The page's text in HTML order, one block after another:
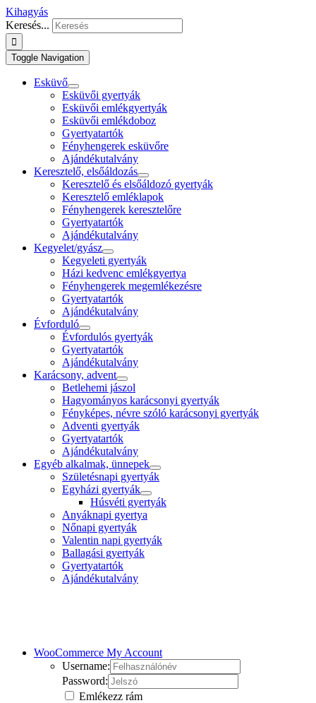
Kihagyás
Keresés...
Toggle Navigation
Esküvő
Esküvői gyertyák
Esküvői emlékgyertyák
Esküvői emlékdoboz
Gyertyatartók
Fényhengerek esküvőre
Ajándékutalvány
Keresztelő, elsőáldozás
Keresztelő és elsőáldozó gyertyák
Keresztelő emléklapok
Fényhengerek keresztelőre
Gyertyatartók
Ajándékutalvány
Kegyelet/gyász
Kegyeleti gyertyák
Házi kedvenc emlékgyertya
Fényhengerek megemlékezésre
Gyertyatartók
Ajándékutalvány
Évforduló
Évfordulós gyertyák
Gyertyatartók
Ajándékutalvány
Karácsony, advent
Betlehemi jászol
Hagyományos karácsonyi gyertyák
Fényképes, névre szóló karácsonyi gyertyák
Adventi gyertyák
Gyertyatartók
Ajándékutalvány
Egyéb alkalmak, ünnepek
Születésnapi gyertyák
Egyházi gyertyák
Húsvéti gyertyák
Anyáknapi gyertya
Nőnapi gyertyák
Valentin napi gyertyák
Ballagási gyertyák
Gyertyatartók
Ajándékutalvány
WooCommerce My Account
Username:
Password:
Emlékezz rám